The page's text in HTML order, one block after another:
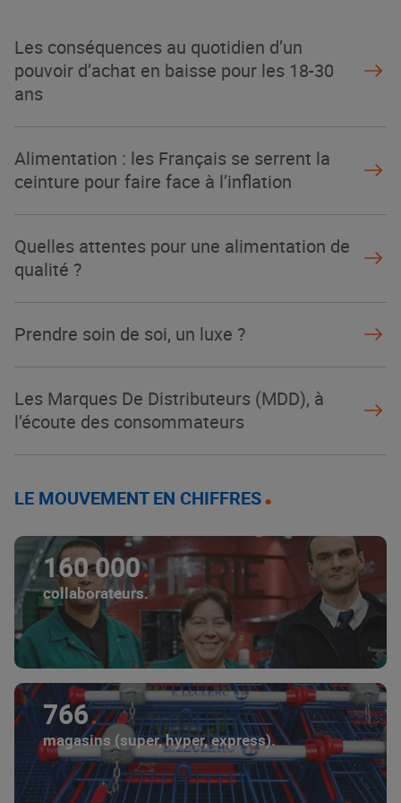
Les conséquences au quotidien d’un
pouvoir d’achat en baisse pour les 18-30
ans
Alimentation : les Français se serrent la
ceinture pour faire face à l’inflation
Quelles attentes pour une alimentation de
qualité ?
Prendre soin de soi, un luxe ?
Les Marques De Distributeurs (MDD), à
l’écoute des consommateurs
LE MOUVEMENT EN CHIFFRES
160 000
collaborateurs.
766
magasins (super, hyper, express).